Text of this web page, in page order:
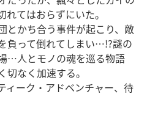
てはおらずにいた。
とかち合う事件が起こり、敵
負って倒れてしまい…!?謎の
…人とモノの魂を巡る物語
なく加速する。
ィーク・アドベンチャー、待